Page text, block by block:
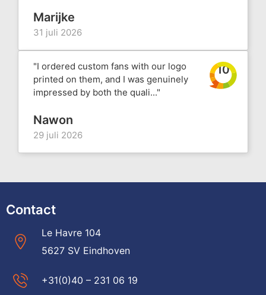
Marijke
31 juli 2026
"I ordered custom fans with our logo
printed on them, and I was genuinely
impressed by both the quali..."
10
Nawon
29 juli 2026
Contact
Le Havre 104
5627 SV Eindhoven
+31(0)40 – 231 06 19